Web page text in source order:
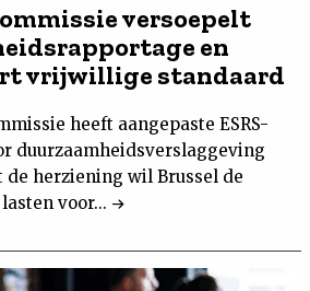
versoepelt
en
vrijwillige standaard
heeft aangepaste ESRS-
duurzaamheidsverslaggeving
de herziening wil Brussel de
voor...